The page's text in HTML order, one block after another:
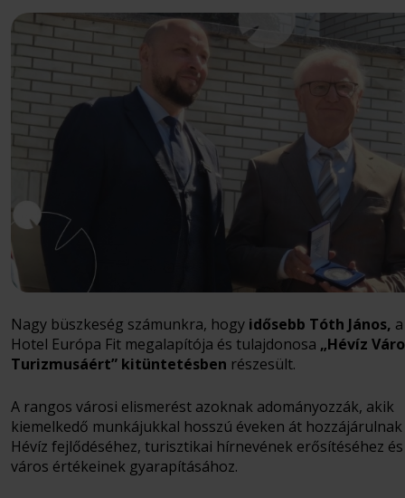
Nagy büszkeség számunkra, hogy idősebb Tóth János, a
Hotel Európa Fit megalapítója és tulajdonosa „Hévíz
Turizmusáért” kitüntetésben részesült.
A rangos városi elismerést azoknak adományozzák, akik
kiemelkedő munkájukkal hosszú éveken át hozzájárulnak
Hévíz fejlődéséhez, turisztikai hírnevének erősítéséhez
város értékeinek gyarapításához.